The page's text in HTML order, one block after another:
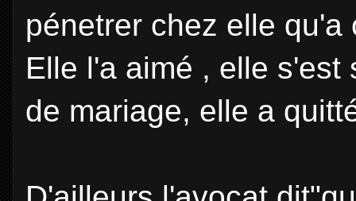
pénetrer chez elle qu'a
Elle l'a aimé , elle
de mariage, elle a